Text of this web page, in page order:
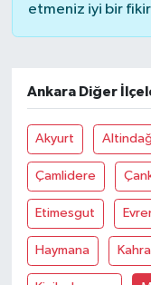
etmeniz iyi bir fikir
Ankara Diğer
Akyurt
Çamlidere
Etimesgut
Haymana